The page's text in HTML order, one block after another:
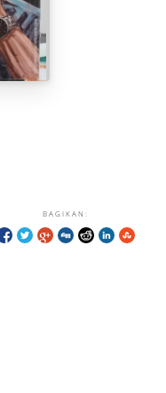
BAGIKAN: